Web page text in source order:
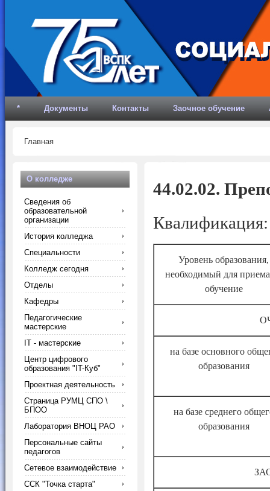
* Документы Контакты Заочное обучение
Главная
44.02.02.
Квалификация:
Уровень образования,
необходимый для
обучение
на базе основного
образования
на базе среднего
образования
О колледже
Сведения об
образовательной
организации
История колледжа
Специальности
Колледж сегодня
Отделы
Кафедры
Педагогические
мастерские
IT - мастерские
Центр цифрового
образования "IT-Куб"
Проектная деятельность
Страница РУМЦ СПО \
БПОО
Лаборатория ВНОЦ РАО
Персональные сайты
педагогов
Сетевое взаимодействие
ССК "Точка старта"